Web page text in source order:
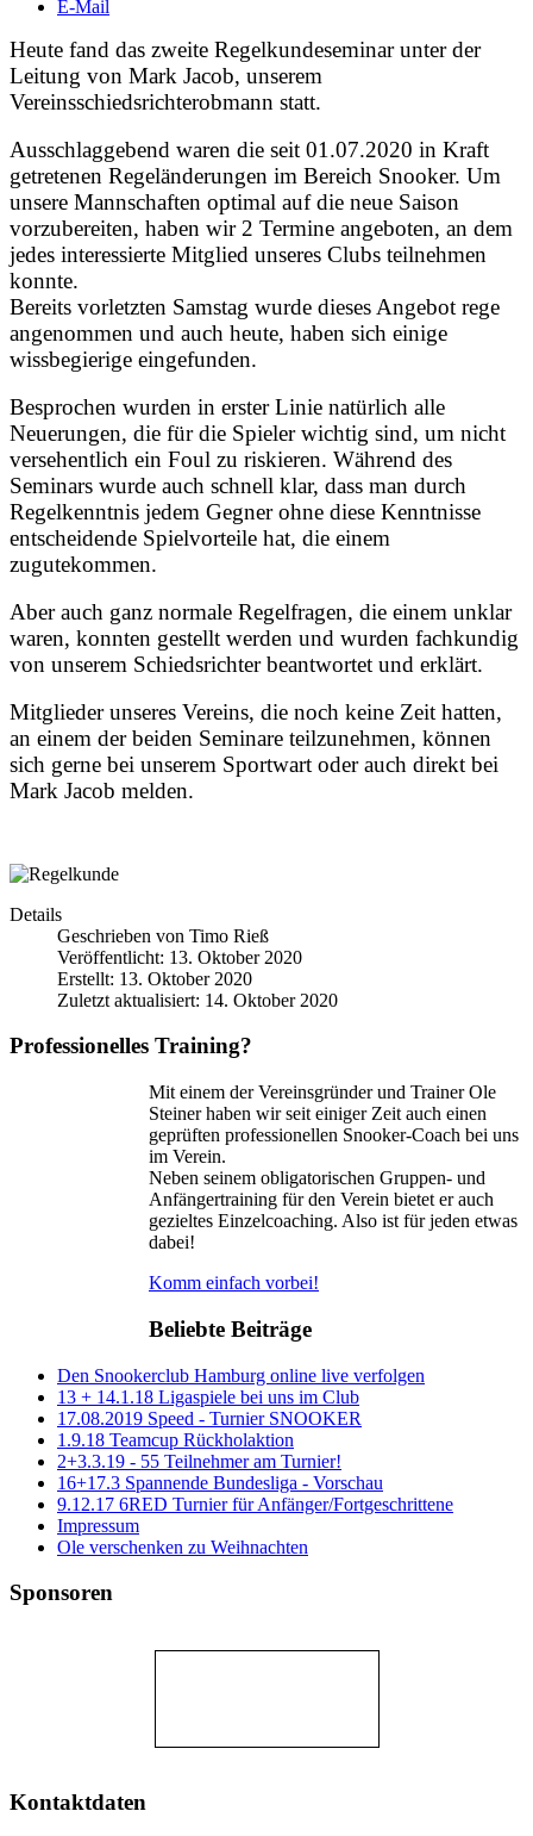
E-Mail
Heute fand das zweite Regelkundeseminar unter der
Leitung von Mark Jacob, unserem
Vereinsschiedsrichterobmann statt.
Ausschlaggebend waren die seit 01.07.2020 in Kraft
getretenen Regeländerungen im Bereich Snooker. Um
unsere Mannschaften optimal auf die neue Saison
vorzubereiten, haben wir 2 Termine angeboten, an dem
jedes interessierte Mitglied unseres Clubs teilnehmen
konnte.
Bereits vorletzten Samstag wurde dieses Angebot rege
angenommen und auch heute, haben sich einige
wissbegierige eingefunden.
Besprochen wurden in erster Linie natürlich alle
Neuerungen, die für die Spieler wichtig sind, um nicht
versehentlich ein Foul zu riskieren. Während des
Seminars wurde auch schnell klar, dass man durch
Regelkenntnis jedem Gegner ohne diese Kenntnisse
entscheidende Spielvorteile hat, die einem
zugutekommen.
Aber auch ganz normale Regelfragen, die einem unklar
waren, konnten gestellt werden und wurden fachkundig
von unserem Schiedsrichter beantwortet und erklärt.
Mitglieder unseres Vereins, die noch keine Zeit hatten,
an einem der beiden Seminare teilzunehmen, können
sich gerne bei unserem Sportwart oder auch direkt bei
Mark Jacob melden.
Details
Geschrieben von Timo Rieß
Veröffentlicht: 13. Oktober 2020
Erstellt: 13. Oktober 2020
Zuletzt aktualisiert: 14. Oktober 2020
Professionelles Training?
Mit einem der Vereinsgründer und Trainer Ole
Steiner haben wir seit einiger Zeit auch einen
geprüften professionellen Snooker-Coach bei uns
im Verein.
Neben seinem obligatorischen Gruppen- und
Anfängertraining für den Verein bietet er auch
gezieltes Einzelcoaching. Also ist für jeden etwas
dabei!
Komm einfach vorbei!
Beliebte Beiträge
Den Snookerclub Hamburg online live verfolgen
13 + 14.1.18 Ligaspiele bei uns im Club
17.08.2019 Speed - Turnier SNOOKER
1.9.18 Teamcup Rückholaktion
2+3.3.19 - 55 Teilnehmer am Turnier!
16+17.3 Spannende Bundesliga - Vorschau
9.12.17 6RED Turnier für Anfänger/Fortgeschrittene
Impressum
Ole verschenken zu Weihnachten
Sponsoren
Kontaktdaten